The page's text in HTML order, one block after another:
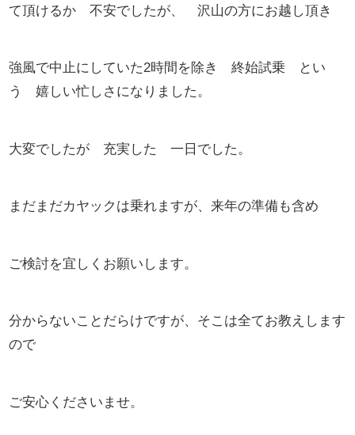
て頂けるか 不安でしたが、 沢山の方にお越し頂き
強風で中止にしていた2時間を除き 終始試乗 とい
う 嬉しい忙しさになりました。
大変でしたが 充実した 一日でした。
まだまだカヤックは乗れますが、来年の準備も含め
ご検討を宜しくお願いします。
分からないことだらけですが、そこは全てお教えします
ので
ご安心くださいませ。